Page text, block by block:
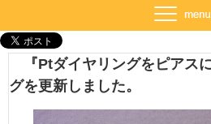
『Ptダイヤリングをピアス
グを更新しました。